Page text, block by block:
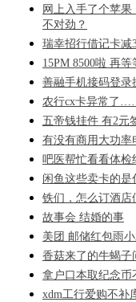
网上入手了个苹
不对劲？
瑞幸招行借记卡减
15PM 8500啦 再
善融手机接码登录
农行cx卡异常了
五帝钱挂件 有2元
有没有商用大功率
吧医帮忙看看体检
闲鱼这些卖卡的是
铁们，怎么订酒店
故事会 结婚的事
美团 邮储红包雨
香菇来了的牛蝎子
拿户口本取纪念币
xdm工行爱购不补